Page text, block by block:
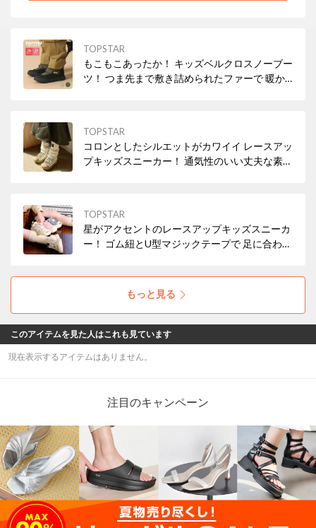
TOPSTAR
もこもこあったか！ キッズベルクロスノーブー
ツ！ つま先まで敷き詰められたファーで 暖か
TOPSTAR
コロンとしたシルエットがカワイイ レースアッ
プキッズスニーカー！ 通気性のいい丈夫な素材
TOPSTAR
星がアクセントのレースアップキッズスニーカ
ー！ ゴム紐とU型マジックテープで 足に合わせ
もっと見る
このアイテムを見た人はこれも見ています
現在表示するアイテムはありません。
注目のキャンペーン